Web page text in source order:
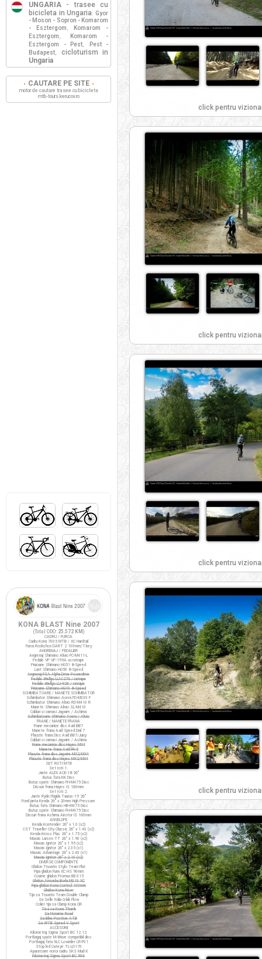
click pentru
click pentru
click pentru
click pentru
UNGARIA - trasee cu
bicicleta in Ungaria: Gyor
- Moson - Sopron - Komarom
- Esztergom ,
Komarom -
Esztergom ,
Komarom -
Esztergom - Pest,
Pest -
Budapest,
cicloturism in
Ungaria
CAUTARE PE SITE
motor de cautare trasee cu bicicleta
mtb-tours.kerucov.ro
KONA BLAST Nine 2007
(Total ODO: 25.572 KM )
CADRU / FURCA
Cadru Kona 7005 MTB / XC Hardtail
Furca Rockshox DART 2 100mm/T.key
ANGRENAJ / PEDALIER
Angrenaj Shimano Alivio FC-M411-L
Pedale VP VP-199A cu ratrape
Pinioane Shimano HG51 8-Speed
Lant Shimano HG50 8-Speed
Angrenaj FSA Alpha Drive Powerdrive
Pedale Wellgo LU-C27G / ratrape
Pedale Wellgo LU-926 / ratrape
Pinioane Shimano HG40 8-Speed
SCHIMBATOARE / MANETE SCHIMBATOR
Schimbator Shimano Acera FD-M330 F
Schimbator Shimano Alivio RD-M410 R
Manete Shimano Alivio SL-M410
Cabluri si camasi Jagwire / Ashima
Schimbatoare Shimano Acera / Alivio
FRANE / MANETE FRANA
Frane mecanice disc Avid BB7
Manete frana Avid Speed Dial 7
Placute frana Disc Avid BB7/Juicy
Cabluri si camasi Jagwire / Ashima
Frane mecanice disc Hayes MX4
Manete frana Avid FR-5
Placute frana disc Jagwire MX2/MX4
Placute frana disc Hayes MX2/MX4
SET ROTI MTB
Set roti 1:
Jante ALEX ACE-18 26"
Butuc fata KK Disc
Butuc spate Shimano FH-M475 Disc
Discuri frana Hayes IS 160mm
Set roti 2:
Jante Ryde/Rigida Taurus-19 26"
Fond janta Kenda 26" x 20mm High Pressure
Butuc fata Shimano HB-M475 Disc
Butuc spate Shimano FH-M475 Disc
Discuri frana Ashima Airotor IS 160mm
ANVELOPE
Kenda Kontender 26" x 1.0 (x2)
CST Traveller City Classic 26" x 1.40 (x2)
Kenda Kross Plus 26" x 1.75 (x2)
Maxxis Larsen TT 26" x 1.90 (x2)
Maxxis Ignitor 26" x 1.95 (x2)
Maxxis Ignitor 26" x 2.35 (x1)
Maxxis Advantage 26" x 2.40 (x1)
Maxxis Ignitor 26" x 2.10 (x2)
DIVERSE COMPONENTE
Ghidon Truvativ Stylo Team Flat
Pipa ghidon Funn XC HS 90mm
Coarne ghidon Promax BE-315
Ghidon Amoeba Borla M310 XC
Pipa ghidon Kona Control 100mm
Ghidon Kona Riser
Tija sa Truvativ Team Double Clamp
Sa Selle Italia Q-bik Flow
Colier tija sa Clamp Kona QR
Tisa sa Kona Thumb
Sa Noname Road
Sa Bike Positive ATB
Sa WTB Speed V Sport
ACCESORII
Kilometraj Sigma Sport BC 12.12
Portbagaj spate M-Wave compatibil disc
Portbagaj fata XLC Lowrider LR-F01
Stop led Cateye TL-LD170
Aparatoare noroi cadru SKS Mud-X
Kilometraj Sigma Sport BC 906